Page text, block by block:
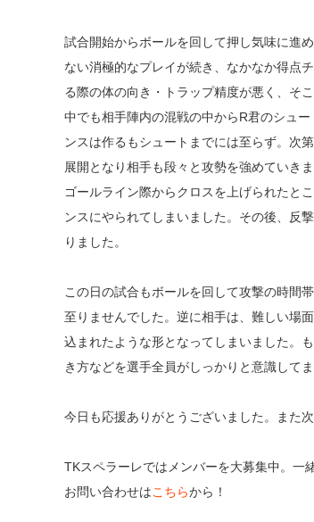
試合開始からボールを回して押し気味に進
ない消極的なプレイが続き、なかなか得点
る際の体の向き・トラップ精度が悪く、そ
中でも相手陣内の混戦の中からR君のシュ
ンスは作るもシュートまでには至らず。次
展開となり相手も段々と攻勢を強めていき
ゴールライン際からクロスを上げられたと
ンスにやられてしまいました。その後、反
りました。
この日の試合もボールを回して攻撃の時間
至りませんでした。逆に相手は、難しい場
込まれたような形となってしまいました。
き方などを選手全員がしっかりと意識して
今日も応援ありがとうございました。また
TKスペラーレではメンバーを大募集中。一
お問い合わせはこちらから！